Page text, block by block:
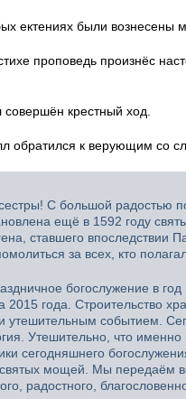
ектениях были вознесены
проповедь произнёс
крестный ход.
обратился к верующим со
С большой радостью
ещё в 1592 году
ставшего
за всех, кто
богослужение в
2015 года. Строительство
утешительным событием.
Утешительно, что именно
сегодняшнего
мощей. Мы передаём
радостного,